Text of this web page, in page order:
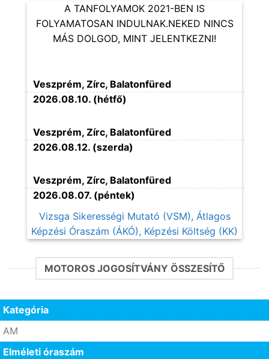
A TANFOLYAMOK 2021-BEN IS
FOLYAMATOSAN INDULNAK.NEKED NINCS
MÁS DOLGOD, MINT JELENTKEZNI!
Veszprém, Zírc, Balatonfüred
2026.08.10. (hétfő)
Veszprém, Zírc, Balatonfüred
2026.08.12. (szerda)
Veszprém, Zírc, Balatonfüred
2026.08.07. (péntek)
Vizsga Sikerességi Mutató (VSM), Átlagos
Képzési Óraszám (ÁKÓ), Képzési Költség (KK)
MOTOROS JOGOSÍTVÁNY ÖSSZESÍTŐ
Kategória
AM
Elméleti óraszám